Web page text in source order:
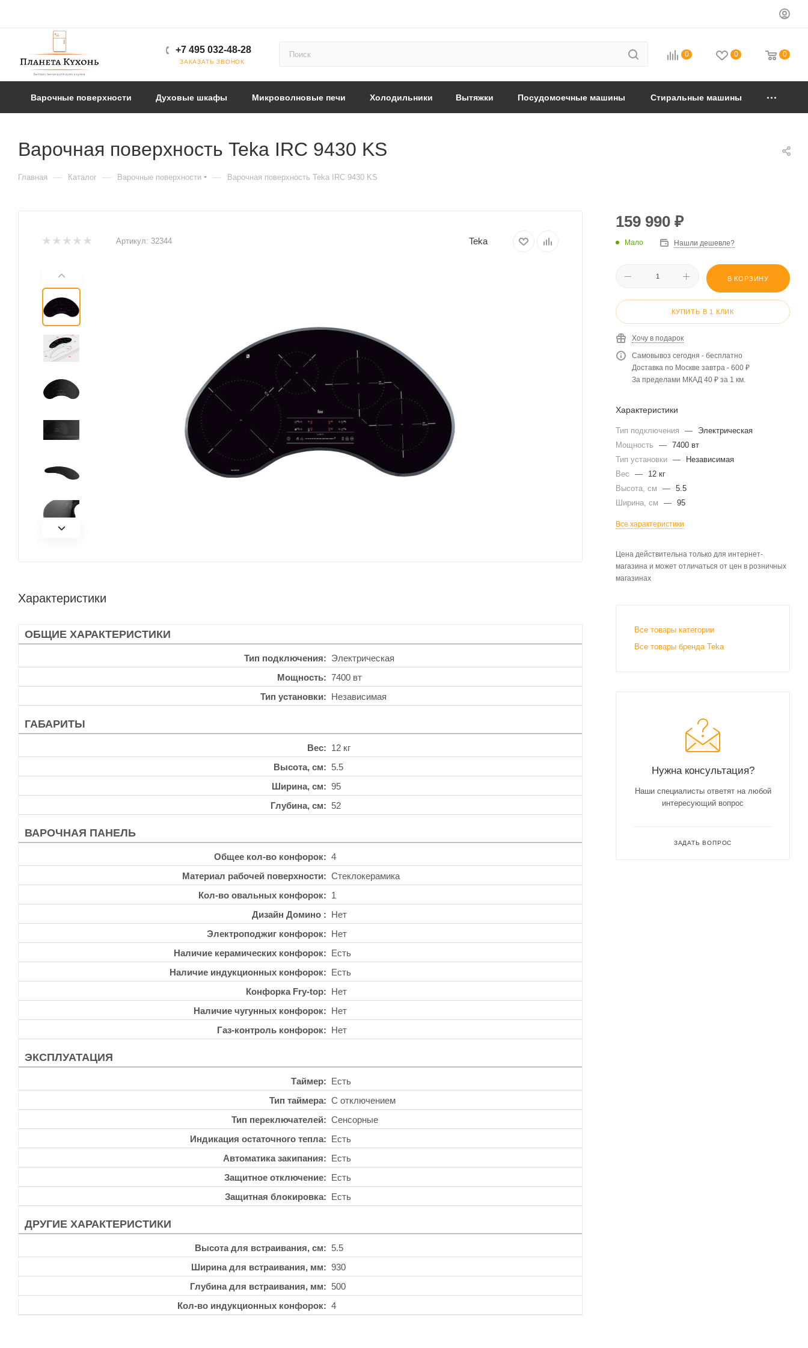
+7 495 032-48-28
ЗАКАЗАТЬ ЗВОНОК
0 0 0
Варочные поверхности Духовые шкафы Микроволновые печи Холодильники Вытяжки Посудомоечные машины Стиральные машины
Варочная поверхность Teka IRC 9430 KS
Главная — Каталог — Варочные поверхности — Варочная поверхность Teka IRC 9430 KS
Артикул: 32344 Teka
Характеристики
ОБЩИЕ ХАРАКТЕРИСТИКИ
Тип подключения
Электрическая
Мощность
7400 вт
Тип установки
Независимая
ГАБАРИТЫ
Вес
12 кг
Высота, см
5.5
Ширина, см
95
Глубина, см
52
ВАРОЧНАЯ ПАНЕЛЬ
Общее кол-во конфорок
4
Материал рабочей поверхности
Стеклокерамика
Кол-во овальных конфорок
1
Дизайн Домино
Нет
Электроподжиг конфорок
Нет
Наличие керамических конфорок
Есть
Наличие индукционных конфорок
Есть
Конфорка Fry-top
Нет
Наличие чугунных конфорок
Нет
Газ-контроль конфорок
Нет
ЭКСПЛУАТАЦИЯ
Таймер
Есть
Тип таймера
С отключением
Тип переключателей
Сенсорные
Индикация остаточного тепла
Есть
Автоматика закипания
Есть
Защитное отключение
Есть
Защитная блокировка
Есть
ДРУГИЕ ХАРАКТЕРИСТИКИ
Высота для встраивания, см
5.5
Ширина для встраивания, мм
930
Глубина для встраивания, мм
500
Кол-во индукционных конфорок
4
159 990 ₽
Мало Нашли дешевле?
В КОРЗИНУ
КУПИТЬ В 1 КЛИК
Хочу в подарок
Самовывоз сегодня - бесплатно
Доставка по Москве завтра - 600 ₽
За пределами МКАД 40 ₽ за 1 км.
Характеристики
Тип подключения —
Электрическая
Мощность
— 7400 вт
Тип установки —
Независимая
Вес
—
12 кг
Высота, см
— 5.5
Ширина, см
— 95
Все характеристики
Цена действительна только для интернет-
магазина и может отличаться от цен в розничных
магазинах
Все товары категории
Все товары бренда Teka
Нужна консультация?
Наши специалисты ответят на любой
интересующий вопрос
ЗАДАТЬ ВОПРОС